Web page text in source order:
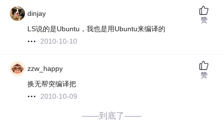
dinjay
LS说的是Ubuntu，我也是用Ubuntu来编译的
2010-10-10
赞
zzw_happy
换无帮突编译把
2010-10-09
赞
——到底了——